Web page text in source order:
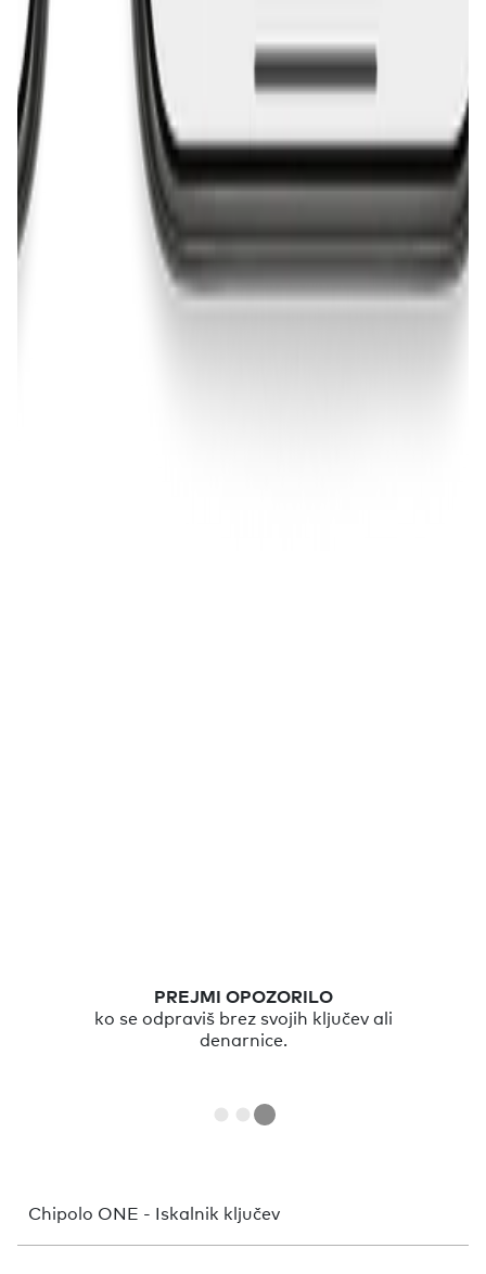
POKLIČI
založene ključe z aplikacijo Chipolo ali
dvakrat pritisni na Chipolo in pokliči svoj
Chipolo ONE - Iskalnik ključev